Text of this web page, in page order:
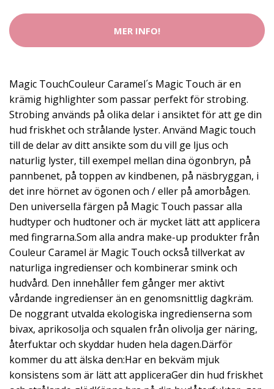
MER INFO!
Magic TouchCouleur Caramel´s Magic Touch är en
krämig highlighter som passar perfekt för strobing.
Strobing används på olika delar i ansiktet för att ge din
hud friskhet och strålande lyster. Använd Magic touch
till de delar av ditt ansikte som du vill ge ljus och
naturlig lyster, till exempel mellan dina ögonbryn, på
pannbenet, på toppen av kindbenen, på näsbryggan, i
det inre hörnet av ögonen och / eller på amorbågen.
Den universella färgen på Magic Touch passar alla
hudtyper och hudtoner och är mycket lätt att applicera
med fingrarna.Som alla andra make-up produkter från
Couleur Caramel är Magic Touch också tillverkat av
naturliga ingredienser och kombinerar smink och
hudvård. Den innehåller fem gånger mer aktivt
vårdande ingredienser än en genomsnittlig dagkräm.
De noggrant utvalda ekologiska ingredienserna som
bivax, aprikosolja och squalen från olivolja ger näring,
återfuktar och skyddar huden hela dagen.Därför
kommer du att älska den:Har en bekväm mjuk
konsistens som är lätt att appliceraGer din hud friskhet